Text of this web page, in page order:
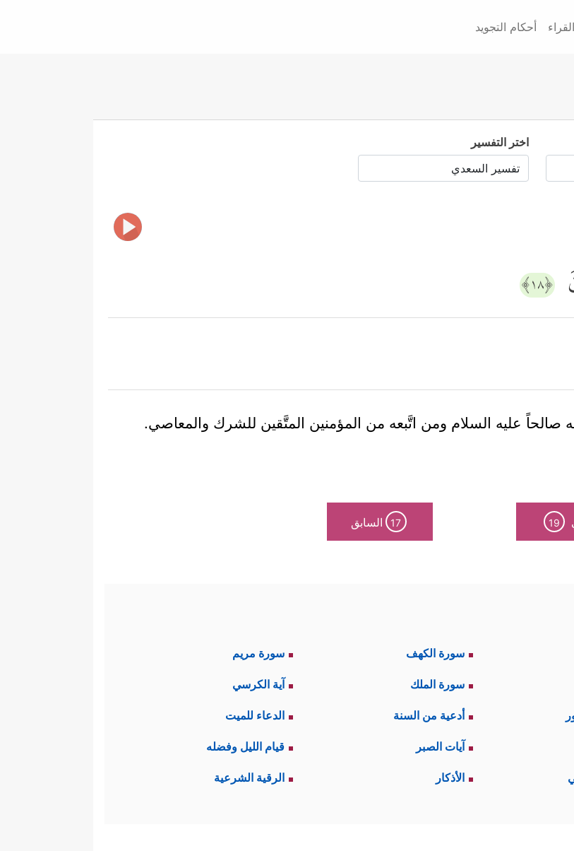
أحكام التجويد
اختر التفسير
﴿١٨﴾
صالحاً عليه السلام ومن اتَّبعه من المؤمنين المتَّقين للشرك والمعاصي.
19
17 السابق
سورة الكهف سورة مريم
سورة الملك آية الكرسي
أدعية من السنة الدعاء للميت
آيات الصبر قيام الليل وفضله
الأذكار الرقية الشرعية